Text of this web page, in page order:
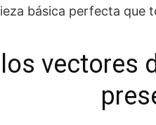
básica perfecta que
vectores